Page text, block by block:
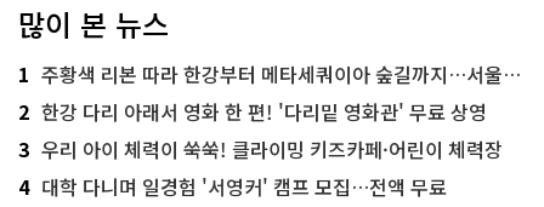
많이 본 뉴스
1 주황색 리본 따라 한강부터 메타세쿼이아 숲길까지…서울둘레길 15코스
2 한강 다리 아래서 영화 한 편! '다리밑 영화관' 무료 상영
3 우리 아이 체력이 쑥쑥! 클라이밍 키즈카페·어린이 체력장
4 대학 다니며 일경험 '서영커' 캠프 모집…전액 무료